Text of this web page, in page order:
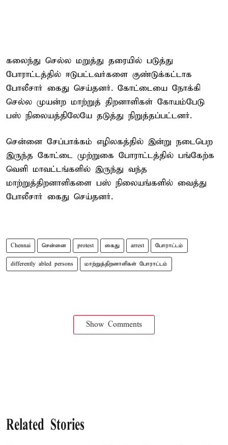
கலைந்து செல்ல மறுத்து தரையில் படுத்து
போராட்டத்தில் ஈடுபட்டவர்களை குண்டுக்கட்டாக
போலீசார் கைது செய்தனர். கோட்டையை நோக்கி
செல்ல முயன்ற மாற்றுத் திறனாளிகள் கோயம்பேடு
பஸ் நிலையத்திலேயே தடுத்து நிறுத்தப்பட்டனர்.
சென்னை சேப்பாக்கம் எழிலகத்தில் இன்று நடைபெற
இருந்த கோட்டை முற்றுகை போராட்டத்தில் பங்கேற்க
வெளி மாவட்டங்களில் இருந்து வந்த
மாற்றுத்திறனாளிகளை பஸ் நிலையங்களில் வைத்து
போலீசார் கைது செய்தனர்.
Chennai சென்னை protest கைது arrest போராட்டம்
differently abled persons மாற்றுத்திறனாளிகள் போராட்டம்
Show Comments
Related Stories